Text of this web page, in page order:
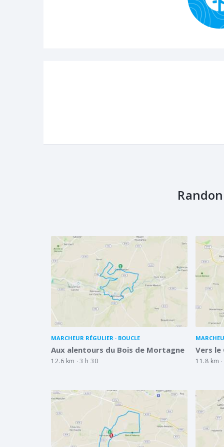
MARCHEUR RÉGULIER BOUCLE
Aux alentours du Bois de Mortagne
12.6 km 3 h 30
Vers le
11.8 km